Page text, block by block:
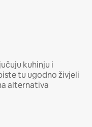
kuhinju i
tu ugodno živjeli
alternativa